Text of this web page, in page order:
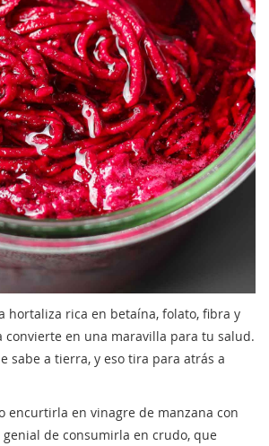
hortaliza rica en betaína, folato, fibra y
convierte en una maravilla para tu salud.
sabe a tierra, y eso tira para atrás a
encurtirla en vinagre de manzana con
de consumirla en crudo, que